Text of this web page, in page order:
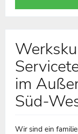
im
Süd-
Wir sind ein